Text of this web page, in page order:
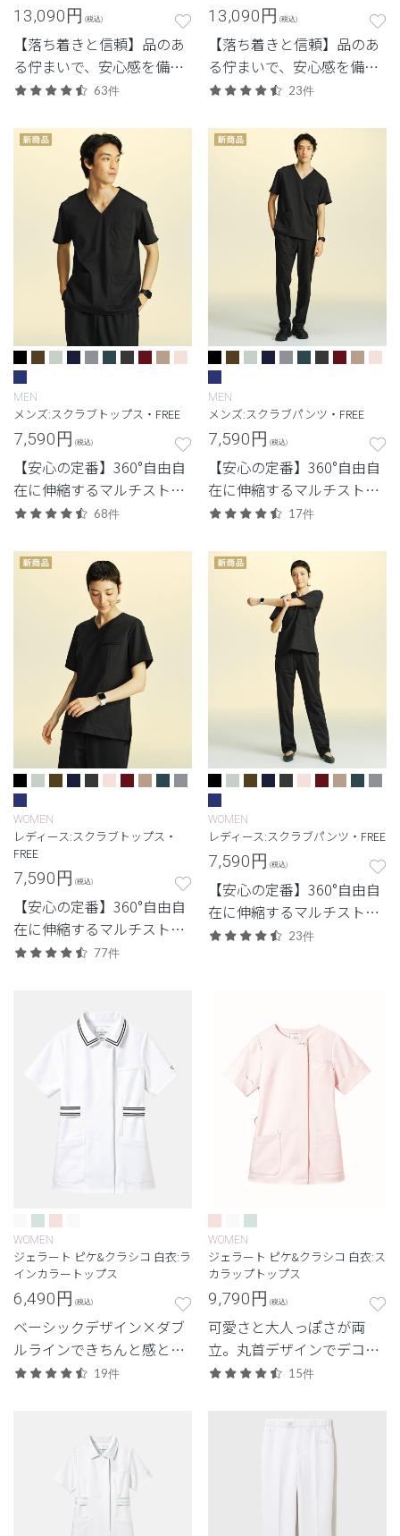
13,090円 (税込)
【落ち着きと信頼】品のあ
る佇まいで、安心感を備え
た定番シリーズ。
63件
13,090円 (税込)
【落ち着きと信頼】品のあ
る佇まいで、安心感を備え
た定番シリーズ。
23件
MEN
メンズ:スクラブトップス・FREE
7,590円 (税込)
【安心の定番】360°自由自
在に伸縮するマルチストレ
ッチ素材を使用した定番・
68件
MEN
メンズ:スクラブパンツ・FREE
7,590円 (税込)
【安心の定番】360°自由自
在に伸縮するマルチストレ
ッチ素材を使用した定番・
17件
WOMEN
レディース:スクラブトップス・
FREE
7,590円 (税込)
【安心の定番】360°自由自
在に伸縮するマルチストレ
ッチ素材を使用した定番・
77件
WOMEN
レディース:スクラブパンツ・FREE
7,590円 (税込)
【安心の定番】360°自由自
在に伸縮するマルチストレ
ッチ素材を使用した定番・
23件
WOMEN
ジェラート ピケ&クラシコ 白衣:ラ
インカラートップス
6,490円 (税込)
ベーシックデザイン×ダブ
ルラインできちんと感と上
品さを演出。19件
WOMEN
ジェラート ピケ&クラシコ 白衣:ス
カラップトップス
9,790円 (税込)
可愛さと大人っぽさが両
立。丸首デザインでデコル
テも美しく。15件